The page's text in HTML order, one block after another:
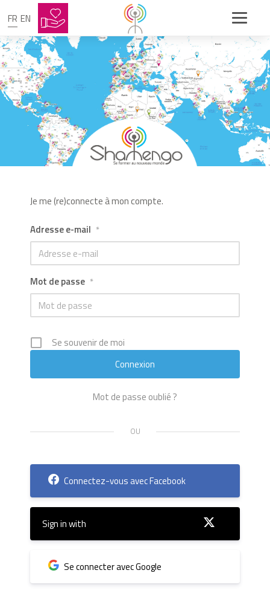
FR EN
Je me (re)connecte à mon compte.
Adresse e-mail *
Mot de passe *
Se souvenir de moi
Mot de passe oublié ?
Connectez-vous avec Facebook
Sign in with
Se connecter avec Google